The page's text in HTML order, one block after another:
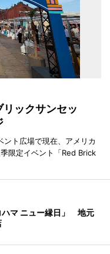
ックサンセッ
ント広場で現在、アメリカ
限定イベント「Red Brick
ハマ ニュー縁日」 地元